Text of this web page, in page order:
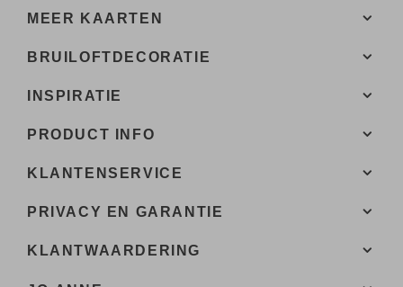
MEER KAARTEN
BRUILOFTDECORATIE
INSPIRATIE
PRODUCT INFO
KLANTENSERVICE
PRIVACY EN GARANTIE
KLANTWAARDERING